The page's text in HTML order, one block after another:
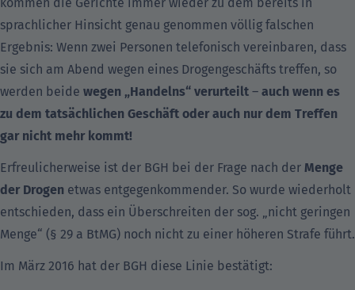
sprachlicher Hinsicht genau genommen völlig falschen
Ergebnis: Wenn zwei Personen telefonisch vereinbaren, dass
sie sich am Abend wegen eines Drogengeschäfts treffen, so
werden beide wegen „Handelns“ verurteilt – auch wenn es
zu dem tatsächlichen Geschäft oder auch nur dem Treffen
gar nicht mehr kommt!
Erfreulicherweise ist der BGH bei der Frage nach der Menge
der Drogen etwas entgegenkommender. So wurde wiederholt
entschieden, dass ein Überschreiten der sog. „nicht geringen
Menge“ (§ 29 a BtMG) noch nicht zu einer höheren Strafe führt.
Im März 2016 hat der BGH diese Linie bestätigt: